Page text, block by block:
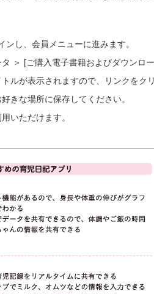
ンし、会員メニューに進みます。
＞ [ご購入電子書籍およびダウンロ
ルが表示されますので、リンクをク
きな場所に保存してください。
いただけます。